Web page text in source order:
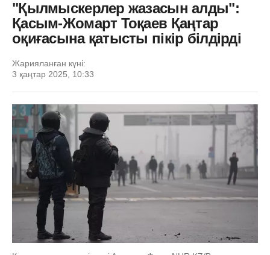
"Қылмыскерлер жазасын алды":
Қасым-Жомарт Тоқаев Қаңтар
оқиғасына қатысты пікір білдірді
Жарияланған күні:
3 қаңтар 2025, 10:33